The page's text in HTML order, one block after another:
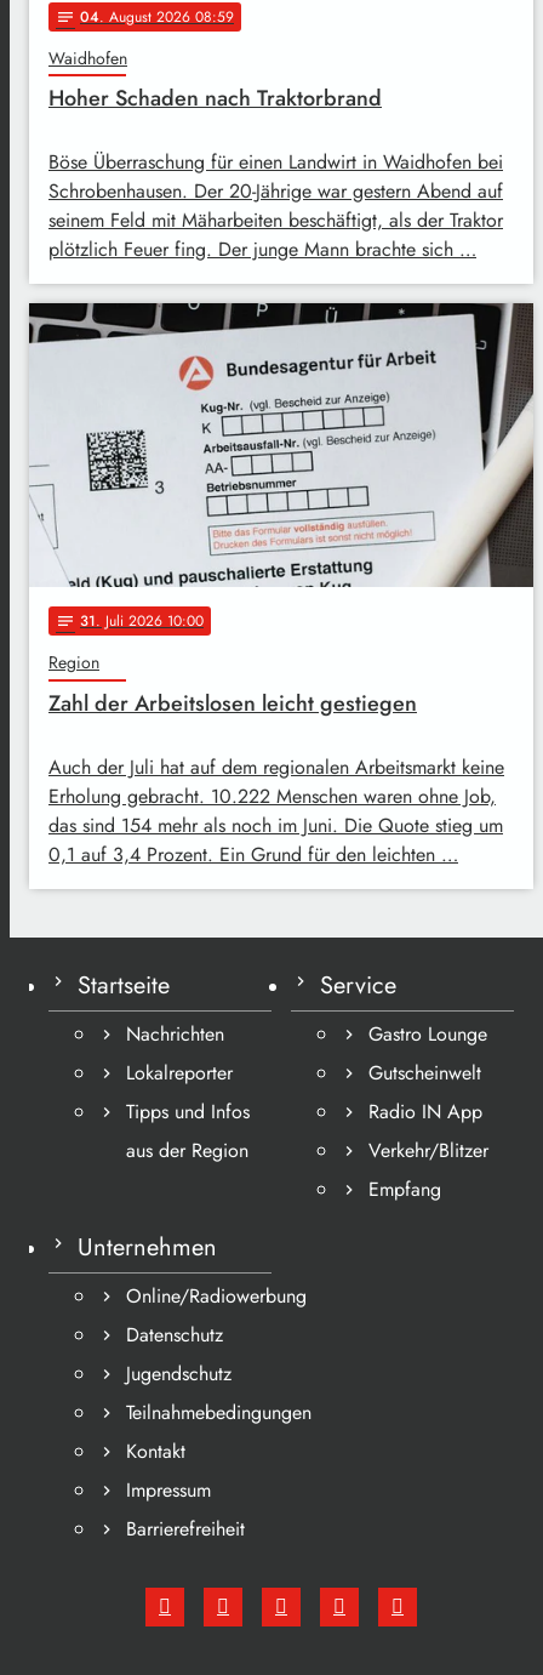
notes 04. August 2026 08:59
Waidhofen
Hoher Schaden nach Traktorbrand
Böse Überraschung für einen Landwirt in Waidhofen bei
Schrobenhausen. Der 20-Jährige war gestern Abend auf
seinem Feld mit Mäharbeiten beschäftigt, als der Traktor
plötzlich Feuer fing. Der junge Mann brachte sich …
notes 31. Juli 2026 10:00
Region
Zahl der Arbeitslosen leicht gestiegen
Auch der Juli hat auf dem regionalen Arbeitsmarkt keine
Erholung gebracht. 10.222 Menschen waren ohne Job,
das sind 154 mehr als noch im Juni. Die Quote stieg um
0,1 auf 3,4 Prozent. Ein Grund für den leichten …
Startseite
Nachrichten
Lokalreporter
Tipps und Infos
aus der Region
Service
Gastro Lounge
Gutscheinwelt
Radio IN App
Verkehr/Blitzer
Empfang
Unternehmen
Online/Radiowerbung
Datenschutz
Jugendschutz
Teilnahmebedingungen
Kontakt
Impressum
Barrierefreiheit